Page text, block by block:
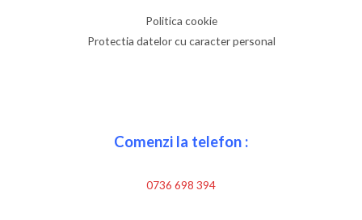
Politica cookie
Protectia datelor cu caracter personal
Comenzi la telefon :
0736 698 394